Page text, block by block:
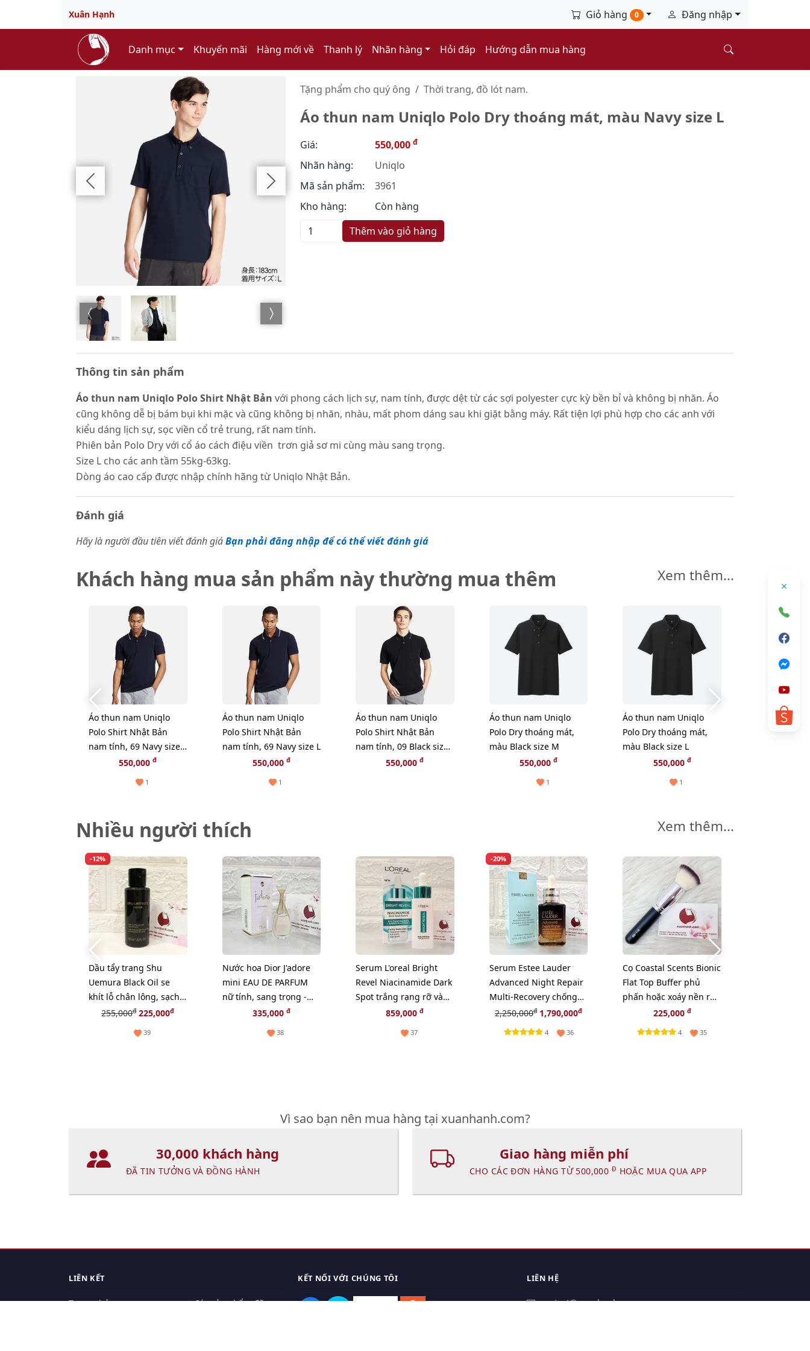
Xuân Hạnh Giỏ hàng 0 Đăng nhập
Danh mục Khuyến mãi Hàng mới về Thanh lý Nhãn hàng Hỏi đáp Hướng dẫn mua hàng
Tặng phẩm cho quý ông Thời trang, đồ lót nam.
Áo thun nam Uniqlo Polo Dry thoáng mát, màu Navy size L
Giá: 550,000 đ
Nhãn hàng:
Uniqlo
Mã sản phẩm:
3961
Kho hàng:
Còn hàng
Thêm vào giỏ hàng
Thông tin sản phẩm
Áo thun nam Uniqlo Polo Shirt Nhật Bản với phong cách lịch sự, nam tính, được dệt từ các sợi polyester cực kỳ bền bỉ và không bị nhăn. Áo
cũng không dễ bị bám bụi khi mặc và cũng không bị nhăn, nhàu, mất phom dáng sau khi giặt bằng máy. Rất tiện lợi phù hợp cho các anh với
kiểu dáng lịch sự, sọc viền cổ trẻ trung, rất nam tính.
Phiên bản Polo Dry với cổ áo cách điệu viền trơn giả sơ mi cùng màu sang trọng.
Size L cho các anh tầm 55kg-63kg.
Dòng áo cao cấp được nhập chính hãng từ Uniqlo Nhật Bản.
Đánh giá
Hãy là người đầu tiên viết đánh giáBạn phải đăng nhập để có thể viết đánh giá
Khách hàng mua sản phẩm này thường mua thêm Xem thêm...
Áo thun nam Uniqlo
Polo Shirt Nhật Bản
nam tính, 69 Navy size
550,000đ
1
Áo thun nam Uniqlo
Polo Shirt Nhật Bản
nam tính, 69 Navy size L
550,000 đ
1
Áo thun nam Uniqlo
Polo Shirt Nhật Bản
nam tính, 09 Black size
550,000đ
Áo thun nam Uniqlo
Polo Dry thoáng mát,
màu Black size M
550,000đ
1
Áo thun nam Uniqlo
Polo Dry thoáng mát,
màu Black size L
550,000 đ
1
Áo thun
Nhiều người thích Xem thêm...
-12%
Dầu tẩy trang Shu
Uemura Black Oil se
khít lỗ chân lông, sạch
bã nhờn - 50ml
255,000đ225,000đ
39
Nước hoa Dior J'adore
mini EAU DE PARFUM
nữ tính, sang trọng -
EDP, 5ml.335,000 đ
38
Serum L'oreal Bright
Revel Niacinamide Dark
Spot trắng rạng rỡ và
giảm sạm nám, 30ml
859,000đ
37
-20%
Serum Estee Lauder
Advanced Night Repair
Multi-Recovery chống
lão hóa chuyên sâu,
50ml
2,250,000đ 1,790,000đ
4 36
Cọ Coastal Scents Bionic
Flat Top Buffer phủ
phấn hoặc xoáy nền rất
225,000 đ
4 35
Vì sao bạn nên mua hàng tại xuanhanh.com?
30,000 khách hàng
ĐÃ TIN TƯỞNG VÀ ĐỒNG HÀNH
Giao hàng miễn phí
CHO CÁC ĐƠN HÀNG TỪ 500,000 Đ HOẶC MUA QUA APP
LIÊN KẾT
Trang chủ
Các sản phẩm đã
KẾT NỐI VỚI CHÚNG TÔI LIÊN HỆ
contact@xuanhanh.vn